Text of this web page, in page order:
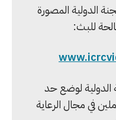
الدولية المصورة
للبث:
الدولية لوضع حد
في مجال الرعاية